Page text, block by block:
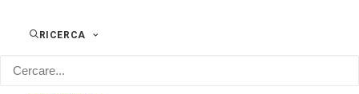
RICERCA